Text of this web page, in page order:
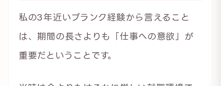
私の3年近いブランク経験から言えること
は、期間の長さよりも「仕事への意欲」が
重要だということです。